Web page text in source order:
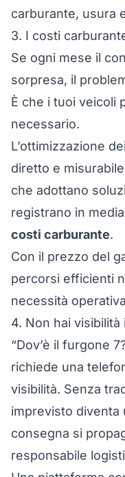
carburante, usura
3. I costi
Se ogni mese il
sorpresa, il
È che i tuoi veicoli
necessario.
L’ottimizzazione
diretto e
che adottano
registrano in
costi carburante.
Con il prezzo del
percorsi efficienti
necessità
4. Non hai
“Dov’è il furgone
richiede una
visibilità. Senza
imprevisto diventa
consegna si
responsabile